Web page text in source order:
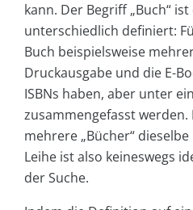
kann. Der Begriff „Buch“
unterschiedlich definiert:
Buch beispielsweise
Druckausgabe und die E-
ISBNs haben, aber unter
zusammengefasst werden.
mehrere „Bücher“
Leihe ist also keineswegs
der Suche.